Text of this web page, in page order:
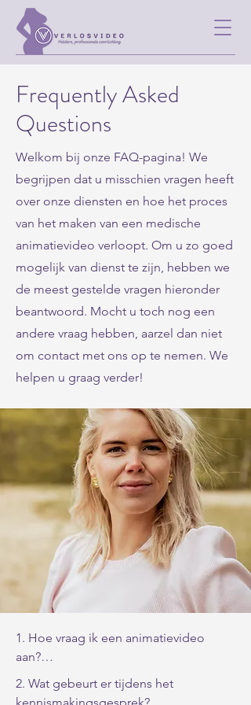
Frequently Asked
Questions
Welkom bij onze FAQ-pagina! We
begrijpen dat u misschien vragen heeft
over onze diensten en hoe het proces
van het maken van een medische
animatievideo verloopt. Om u zo goed
mogelijk van dienst te zijn, hebben we
de meest gestelde vragen hieronder
beantwoord. Mocht u toch nog een
andere vraag hebben, aarzel dan niet
om contact met ons op te nemen. We
helpen u graag verder!
1. Hoe vraag ik een animatievideo
aan?
Het aanvragen van een
animatievideo is eenvoudig. U kunt
2. Wat gebeurt er tijdens het